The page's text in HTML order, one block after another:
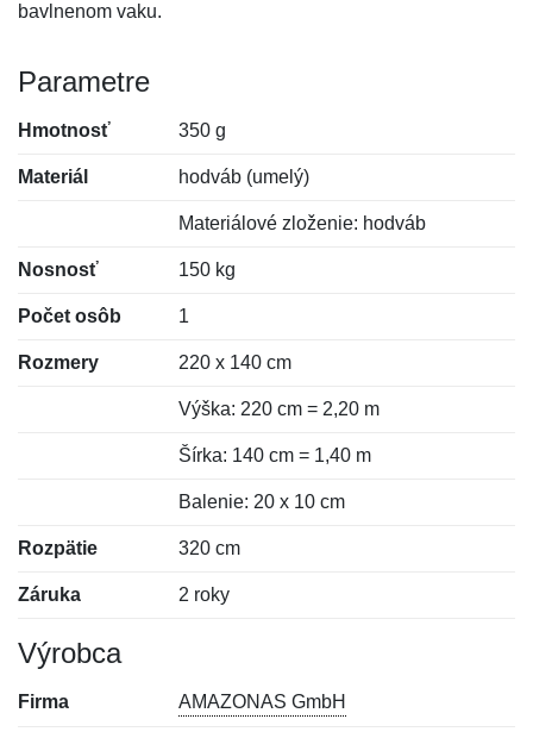
bavlnenom vaku.
Parametre
Hmotnosť 350 g
Materiál hodváb (umelý)
Materiálové zloženie: hodváb
Nosnosť 150 kg
Počet osôb 1
Rozmery 220 x 140 cm
Výška: 220 cm = 2,20 m
Šírka: 140 cm = 1,40 m
Balenie: 20 x 10 cm
Rozpätie 320 cm
Záruka 2 roky
Výrobca
Firma AMAZONAS GmbH